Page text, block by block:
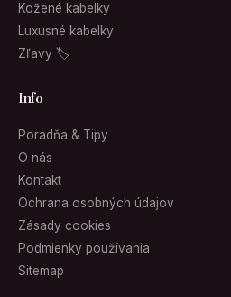
Kožené kabelky
Luxusné kabelky
Zľavy 🏷
Info
Poradňa & Tipy
O nás
Kontakt
Ochrana osobných údajov
Zásady cookies
Podmienky používania
Sitemap